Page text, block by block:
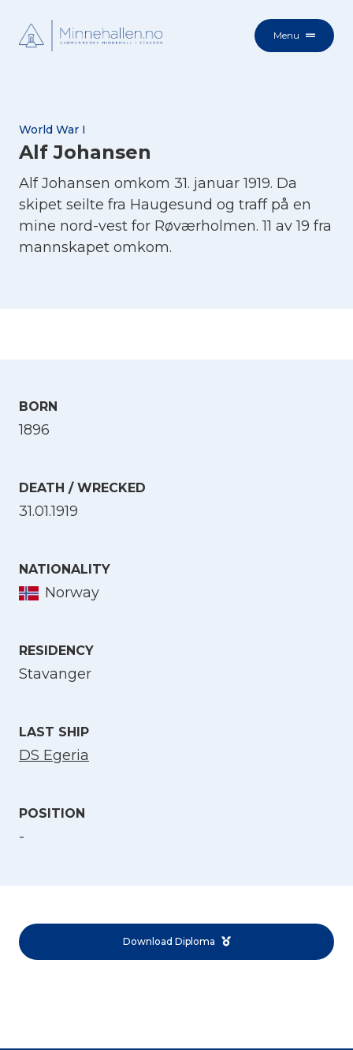
Menu
World War I
Alf Johansen
Alf Johansen omkom 31. januar 1919. Da
skipet seilte fra Haugesund og traff på en
mine nord-vest for Røværholmen. 11 av 19 fra
mannskapet omkom.
BORN
1896
DEATH / WRECKED
31.01.1919
NATIONALITY
Norway
RESIDENCY
Stavanger
LAST SHIP
DS Egeria
POSITION
-
Download Diploma
Norsk bokmål